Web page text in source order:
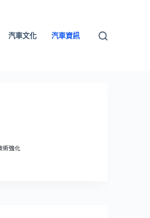
汽車文化 汽車資訊